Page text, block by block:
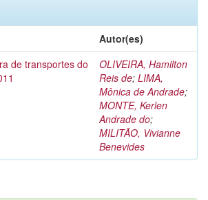
Autor(es)
de transportes do
OLIVEIRA, Hamilton
Reis de; LIMA,
Mônica de Andrade;
MONTE, Kerlen
Andrade do;
MILITÃO, Vivianne
Benevides